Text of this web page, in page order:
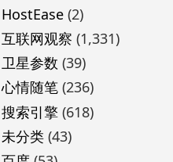
HostEase(2)
互联网观察 (1,331)
卫星参数 (39)
心情随笔(236)
搜索引擎 (618)
未分类(43)